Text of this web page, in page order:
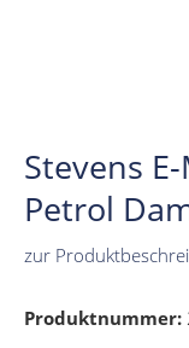
Stevens
Petrol
zur
Produktnummer: